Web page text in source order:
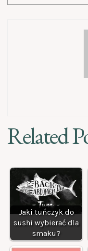
Related
Jaki tuńczyk do
sushi wybierać dla
smaku?